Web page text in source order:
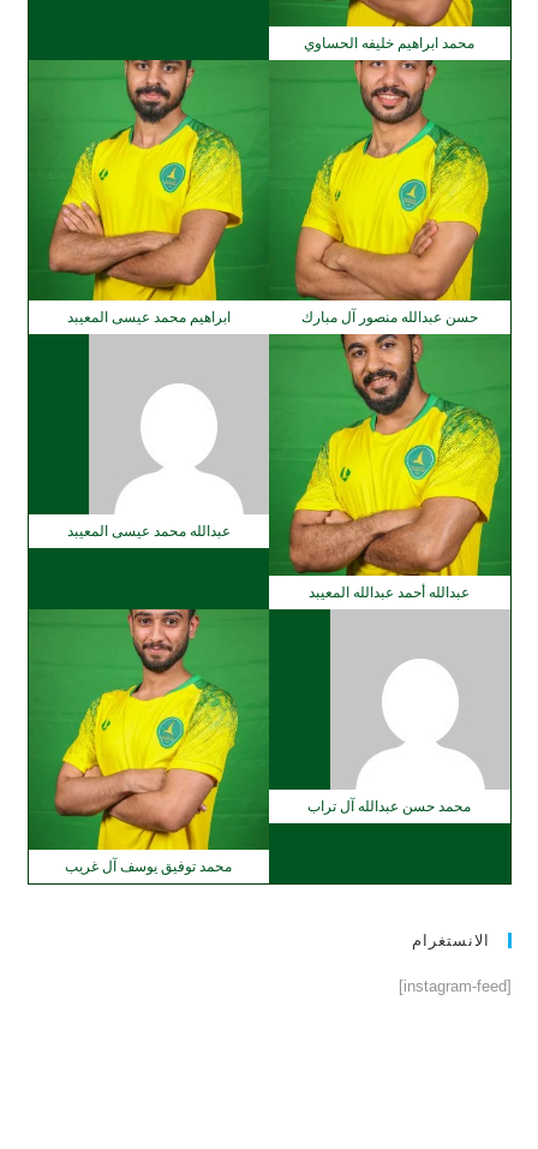
محمد ابراهيم خليفه الحساوي
حسن عبدالله منصور آل مبارك ابراهيم محمد عيسى المعيبد
عبدالله أحمد عبدالله المعيبد
عبدالله محمد عيسى المعيبد
محمد حسن عبدالله آل تراب
محمد توفيق يوسف آل غريب
الانستغرام
[instagram-feed]